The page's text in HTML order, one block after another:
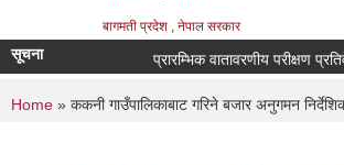
बागमती प्रदेश , नेपाल सरकार
सूचना प्रारम्भिक वातावरणीय परीक्षण
You are here
Home » ककनी गाउँपालिकाबाट गरिने बजार अनुगमन